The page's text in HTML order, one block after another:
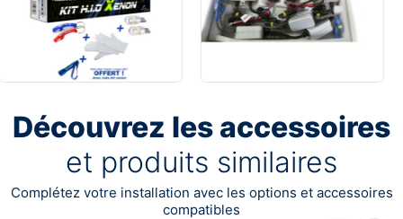
Découvrez les accessoires
et produits similaires
Complétez votre installation avec les options et accessoires
compatibles